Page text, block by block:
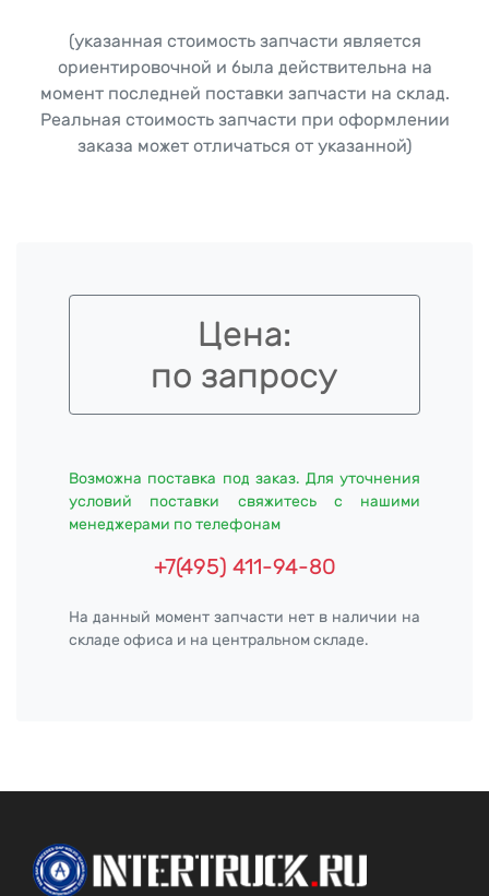
(указанная стоимость запчасти является
ориентировочной и была действительна на
момент последней поставки запчасти на склад.
Реальная стоимость запчасти при оформлении
заказа может отличаться от указанной)
Цена:
по запросу
Возможна поставка под заказ. Для уточнения
условий поставки свяжитесь с нашими
менеджерами по телефонам
+7(495) 411-94-80
На данный момент запчасти нет в наличии на
складе офиса и на центральном складе.